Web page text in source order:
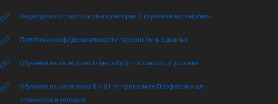
Видеоуроки от автошколы категория C грузовой автомобиль
Политика конфиденциальности персональных данных
Обучение на категорию D (автобус) - стоимость и условия
Обучение на категорию B и B1 по программе Профессионал -
стоимость и условия